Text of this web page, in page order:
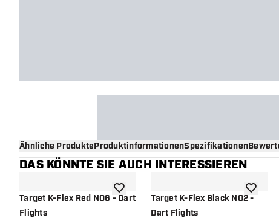
Ähnliche ProdukteProduktinformationenSpezifikationen
DAS KÖNNTE SIE AUCH INTERESSIEREN
Target K-Flex Red NO6 - Dart
Flights
Zur Wunschliste hinzufügen
Target K-Flex Black NO2 -
Dart Flights
Zur